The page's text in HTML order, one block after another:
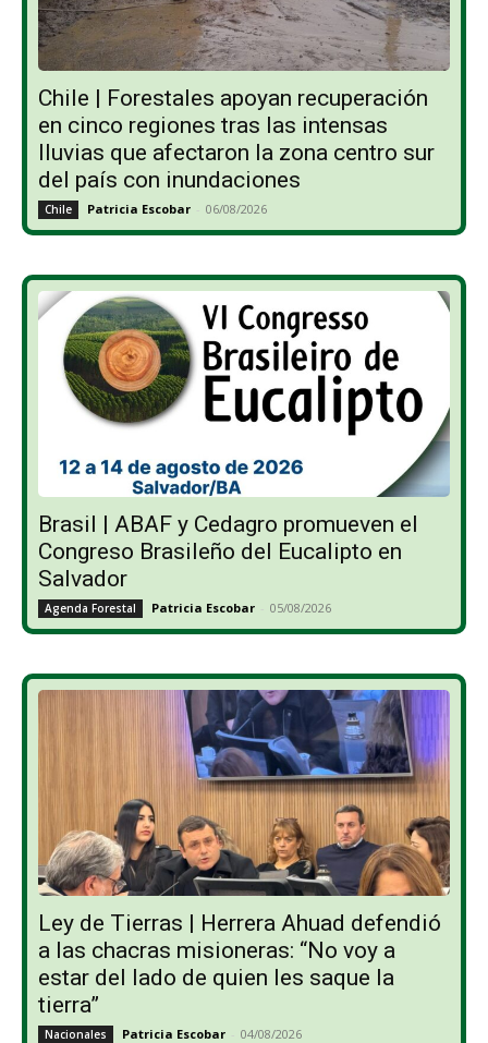
Chile | Forestales apoyan recuperación
en cinco regiones tras las intensas
lluvias que afectaron la zona centro sur
del país con inundaciones
Chile Patricia Escobar - 06/08/2026
Brasil | ABAF y Cedagro promueven el
Congreso Brasileño del Eucalipto en
Salvador
Agenda Forestal Patricia Escobar - 05/08/2026
Ley de Tierras | Herrera Ahuad defendió
a las chacras misioneras: “No voy a
estar del lado de quien les saque la
tierra”
Nacionales Patricia Escobar - 04/08/2026